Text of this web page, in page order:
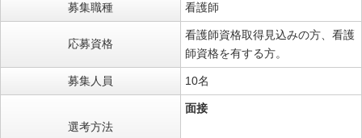
募集職種 看護師
応募資格
看護師資格取得見込みの方、看護
師資格を有する方。
募集人員 10名
選考方法
面接